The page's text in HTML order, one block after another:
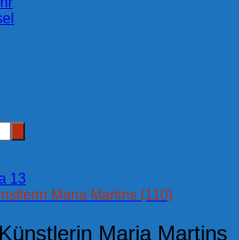
13
Maria Martins (110)
Maria Martins